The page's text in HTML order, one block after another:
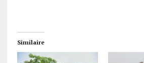
Similaire